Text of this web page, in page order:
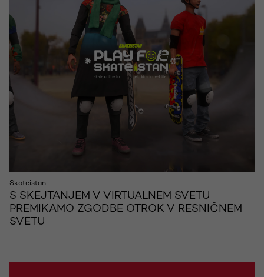
Skateistan
S SKEJTANJEM V VIRTUALNEM SVETU
PREMIKAMO ZGODBE OTROK V RESNIČNEM
SVETU